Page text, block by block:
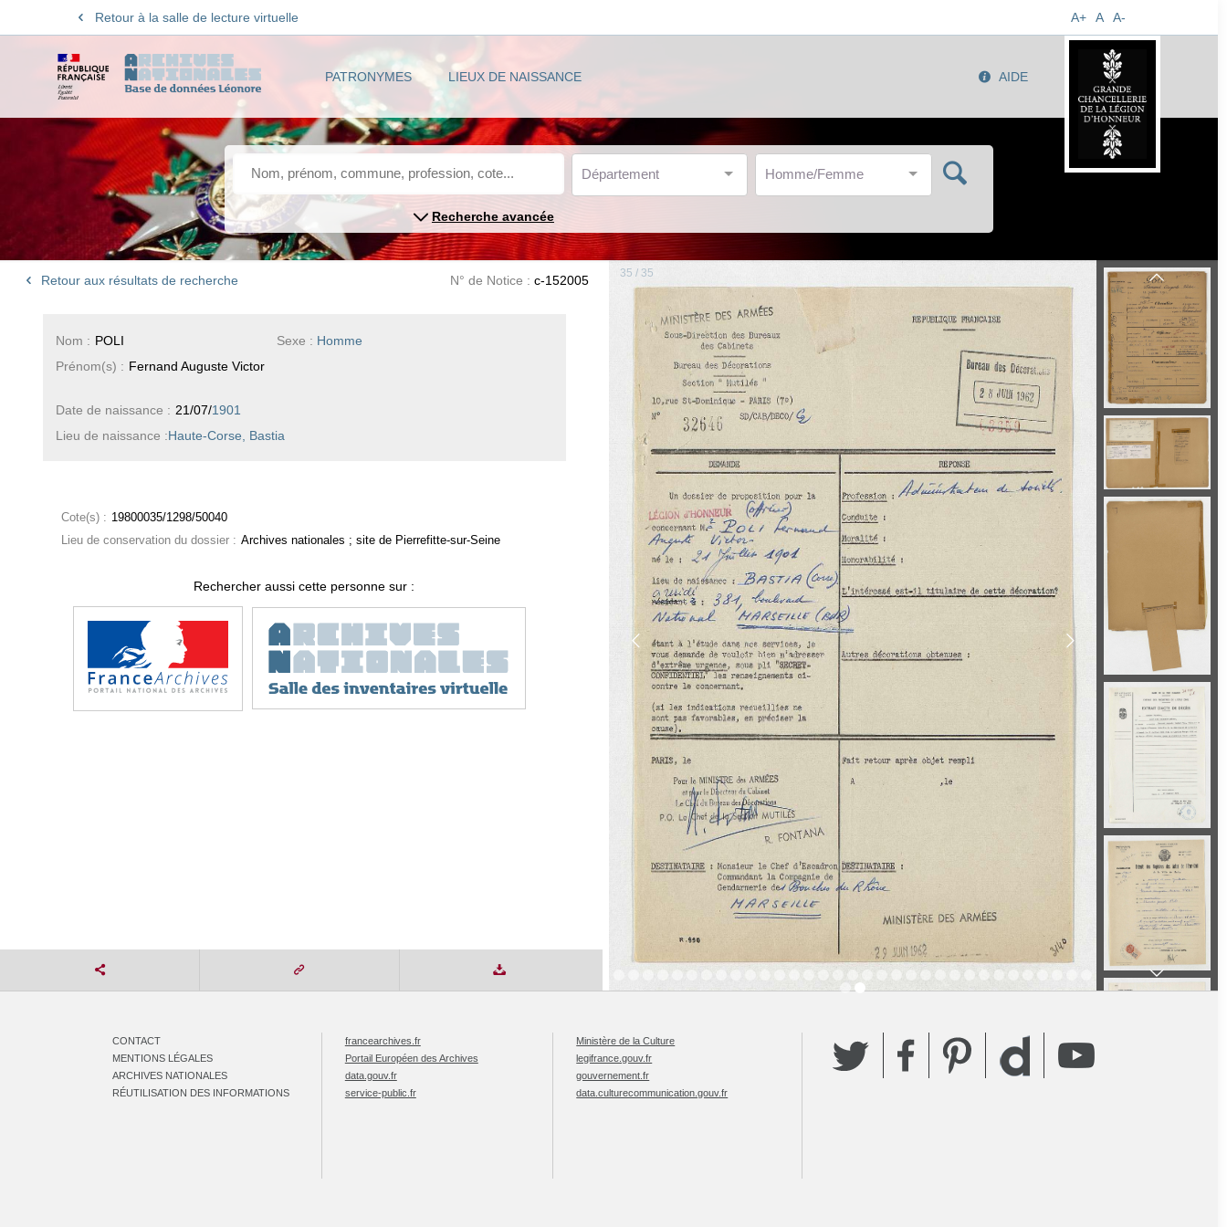
Retour à la salle de lecture virtuelle A+ A A-
PATRONYMES LIEUX DE NAISSANCE AIDE
Département Homme/Femme
Recherche avancée
Retour aux résultats de recherche N° de Notice :c-152005
Sexe : Homme
Nom : POLI
Prénom(s) : Fernand Auguste Victor
Date de naissance : 21/07/1901
Lieu de naissance :Haute-Corse, Bastia
Cote(s) : 19800035/1298/50040
Lieu de conservation du dossier : Archives nationales ; site de Pierrefitte-sur-Seine
Rechercher aussi cette personne sur :
35 / 35
CONTACT
MENTIONS LÉGALES
ARCHIVES NATIONALES
RÉUTILISATION DES INFORMATIONS
francearchives.fr
Portail Européen des Archives
data.gouv.fr
service-public.fr
Ministère de la Culture
legifrance.gouv.fr
gouvernement.fr
data.culturecommunication.gouv.fr